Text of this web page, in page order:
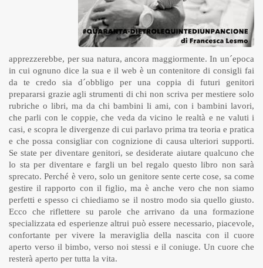
apprezzerebbe, per sua natura, ancora maggiormente. In un´epoca
in cui ognuno dice la sua e il web è un contenitore di consigli fai
da te credo sia d´obbligo per una coppia di futuri genitori
prepararsi grazie agli strumenti di chi non scriva per mestiere solo
rubriche o libri, ma da chi bambini li ami, con i bambini lavori,
che parli con le coppie, che veda da vicino le realtà e ne valuti i
casi, e scopra le divergenze di cui parlavo prima tra teoria e pratica
e che possa consigliar con cognizione di causa ulteriori supporti.
Se state per diventare genitori, se desiderate aiutare qualcuno che
lo sta per diventare e fargli un bel regalo questo libro non sarà
sprecato. Perché è vero, solo un genitore sente certe cose, sa come
gestire il rapporto con il figlio, ma è anche vero che non siamo
perfetti e spesso ci chiediamo se il nostro modo sia quello giusto.
Ecco che riflettere su parole che arrivano da una formazione
specializzata ed esperienze altrui può essere necessario, piacevole,
confortante per vivere la meraviglia della nascita con il cuore
aperto verso il bimbo, verso noi stessi e il coniuge. Un cuore che
resterà aperto per tutta la vita.